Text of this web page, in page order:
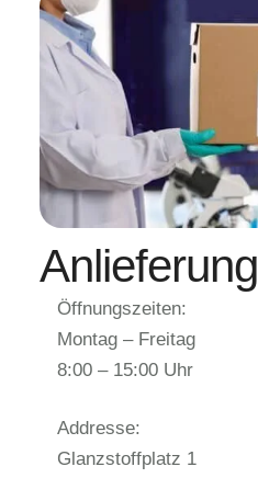
Anlieferung
Addresse:
Glanzstoffplatz 1
Öffnungszeiten:
Montag – Freitag
8:00 – 15:00 Uhr